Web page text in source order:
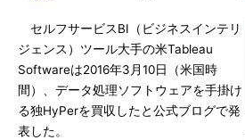
セルフサービスBI（ビジネスインテリ
ジェンス）ツール大手の米Tableau
Softwareは2016年3月10日（米国時
間）、データ処理ソフトウェアを手掛け
る独HyPerを買収したと公式ブログで発
表した。